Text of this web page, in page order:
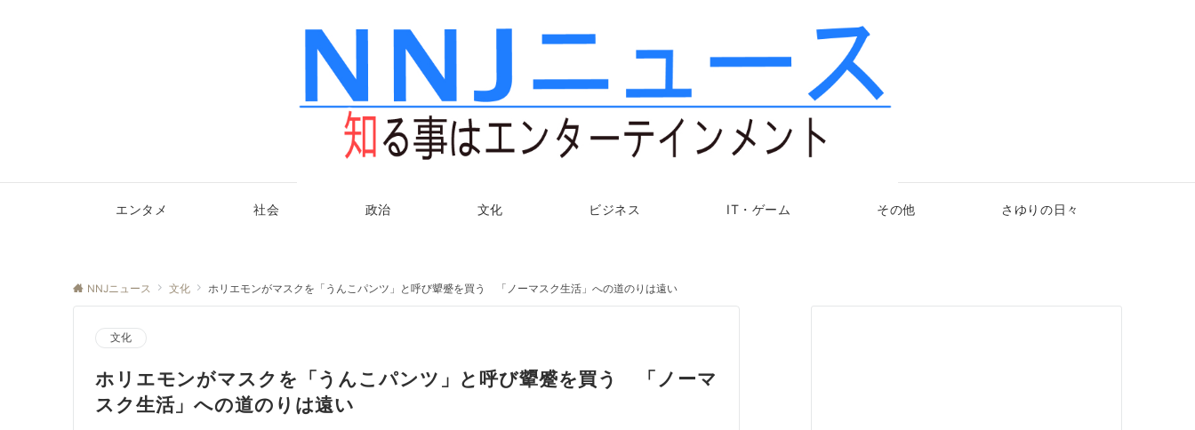
エンタメ 社会 政治 文化 ビジネス IT・ゲーム その他 さゆりの日々
NNJニュース 文化 ホリエモンがマスクを「うんこパンツ」と呼び顰蹙を買う 「ノーマスク生活」への道のりは遠い
文化
ホリエモンがマスクを「うんこパンツ」と呼び顰蹙を買う 「ノーマ
スク生活」への道のりは遠い